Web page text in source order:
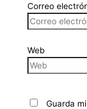
Correo
Web
Guarda